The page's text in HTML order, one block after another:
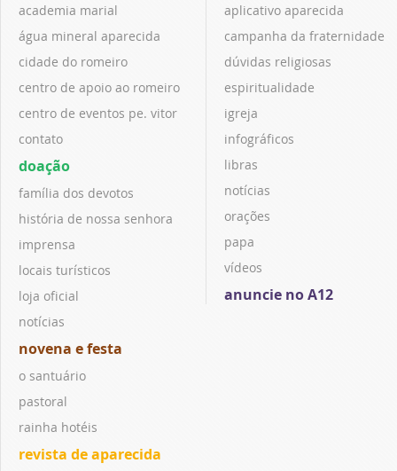
academia marial
água mineral aparecida
cidade do romeiro
centro de apoio ao romeiro
centro de eventos pe. vitor
contato
doação
família dos devotos
história de nossa senhora
imprensa
locais turísticos
loja oficial
notícias
novena e festa
o santuário
pastoral
rainha hotéis
revista de aparecida
aplicativo aparecida
campanha da fraternidade
dúvidas religiosas
espiritualidade
igreja
infográficos
libras
notícias
orações
papa
vídeos
anuncie no A12